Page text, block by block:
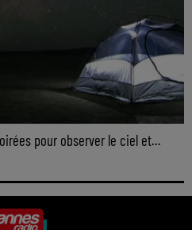
pour observer le ciel et...